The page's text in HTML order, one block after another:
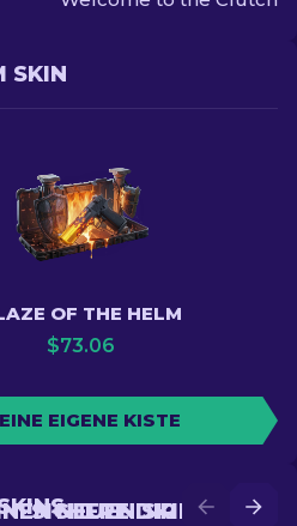
SKIN
OF THE HELM
$73.06
EIGENE KISTE
SICHERE DIR EINEN
NEUEN SKIN IM